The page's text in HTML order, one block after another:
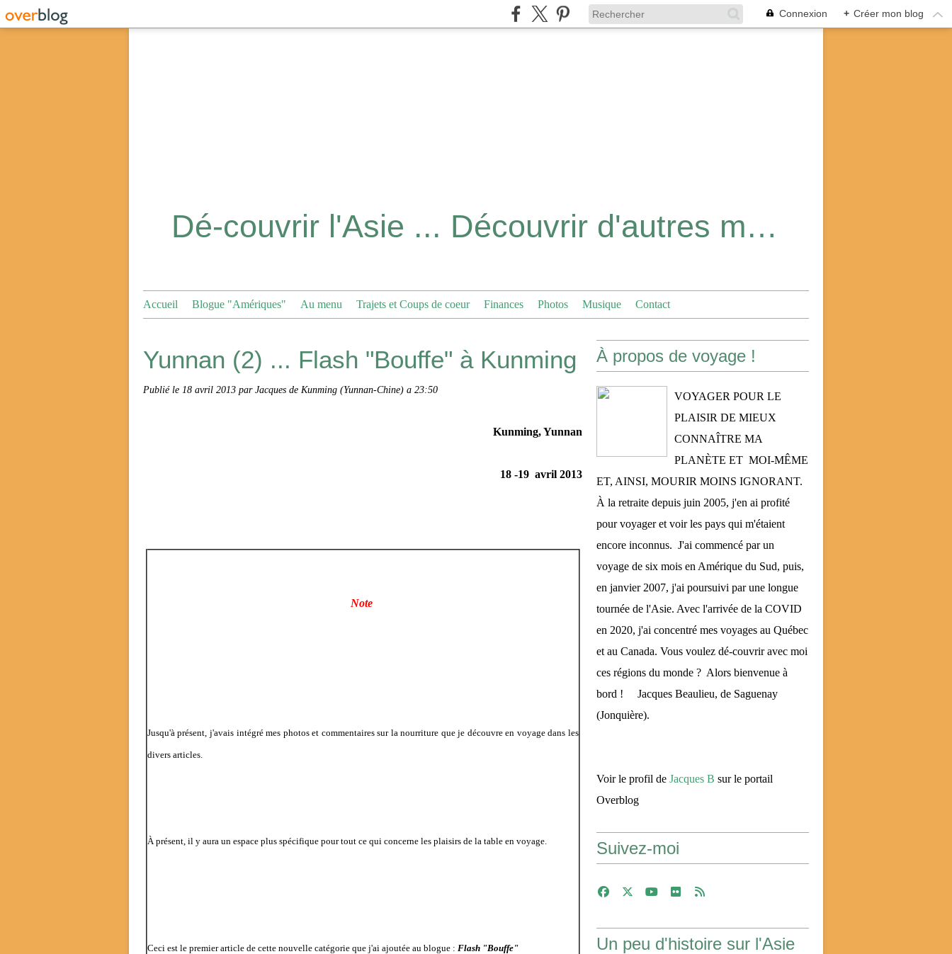
Connexion + Créer mon blog
Dé-couvrir l'Asie ... Découvrir d'autres mondes !
Accueil Blogue "Amériques" Au menu Trajets et Coups de coeur Finances Photos Musique Contact
Yunnan (2) ... Flash "Bouffe" à Kunming
Publié le 18 avril 2013 par Jacques de Kunming (Yunnan-Chine) a 23:50
Kunming, Yunnan
18 -19 avril 2013
Note
Jusqu'à présent, j'avais intégrémes photos et commentaires sur la nourriture que je découvre en voyage dans les
divers articles.
À présent, il y aura un espace plus spécifique pour tout ce qui concerne les plaisirs de la table en voyage.
Ceci est le premier article de cette nouvelle catégorie que j'ai ajoutée au blogue : Flash "Bouffe"
À propos de voyage !
VOYAGER POUR LE
PLAISIR DE MIEUX
CONNAÎTRE MA
PLANÈTE ET MOI-MÊME
ET, AINSI, MOURIR MOINS IGNORANT.
À la retraite depuis juin 2005, j'en ai profité
pour voyager et voir les pays qui m'étaient
encore inconnus. J'ai commencé par un
voyage de six mois en Amérique du Sud, puis,
en janvier 2007, j'ai poursuivi par une longue
tournée de l'Asie. Avec l'arrivée de la COVID
en 2020, j'ai concentré mes voyages au Québec
et au Canada. Vous voulez dé-couvrir avec moi
ces régions du monde ? Alors bienvenue à
bord ! Jacques Beaulieu, de Saguenay
(Jonquière).
Voir le profil de Jacques B sur le portail
Overblog
Suivez-moi
Un peu d'histoire sur l'Asie